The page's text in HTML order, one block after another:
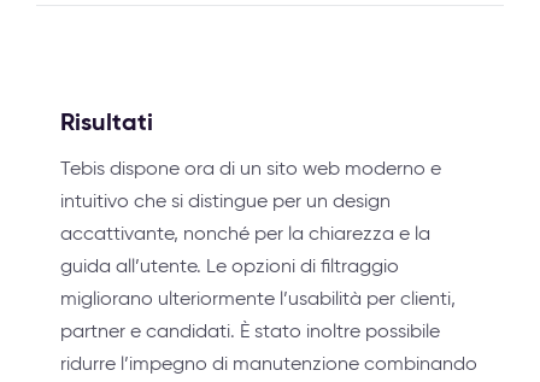
Risultati
Tebis dispone ora di un sito web moderno e
intuitivo che si distingue per un design
accattivante, nonché per la chiarezza e la
guida all’utente. Le opzioni di filtraggio
migliorano ulteriormente l’usabilità per clienti,
partner e candidati. È stato inoltre possibile
ridurre l’impegno di manutenzione combinando